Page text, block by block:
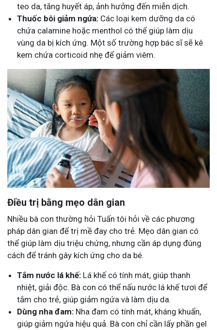
teo da, tăng huyết áp, ảnh hưởng đến miễn dịch.
Thuốc bôi giảm ngứa: Các loại kem dưỡng da có
chứa calamine hoặc menthol có thể giúp làm dịu
vùng da bị kích ứng. Một số trường hợp bác sĩ sẽ kê
kem chứa corticoid nhẹ để giảm viêm.
Điều trị bằng mẹo dân gian
Nhiều bà con thường hỏi Tuấn tôi hỏi về các phương
pháp dân gian để trị mề đay cho trẻ. Mẹo dân gian có
thể giúp làm dịu triệu chứng, nhưng cần áp dụng đúng
cách để tránh gây kích ứng cho da bé.
Tắm nước lá khế: Lá khế có tính mát, giúp thanh
nhiệt, giải độc. Bà con có thể nấu nước lá khế tươi để
tắm cho trẻ, giúp giảm ngứa và làm dịu da.
Dùng nha đam: Nha đam có tính mát, kháng khuẩn,
giúp giảm ngứa hiệu quả. Bà con chỉ cần lấy phần gel